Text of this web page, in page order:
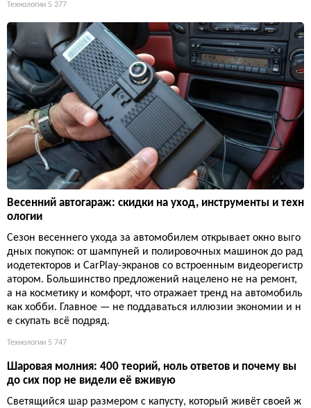
Технологии 5 377
Весенний автогараж: скидки на уход, инструменты и техн
ологии
Сезон весеннего ухода за автомобилем открывает окно выго
дных покупок: от шампуней и полировочных машинок до рад
иодетекторов и CarPlay-экранов со встроенным видеорегистр
атором. Большинство предложений нацелено не на ремонт,
а на косметику и комфорт, что отражает тренд на автомобиль
как хобби. Главное — не поддаваться иллюзии экономии и н
е скупать всё подряд.
Технологии 5 747
Шаровая молния: 400 теорий, ноль ответов и почему вы
до сих пор не видели её вживую
Светящийся шар размером с капусту, который живёт своей ж